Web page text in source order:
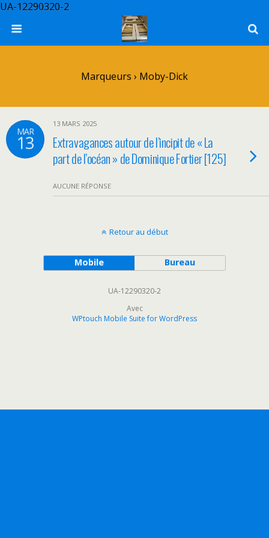
UA-12290320-2
Marqueurs › Moby-Dick
MAR
13
13 MARS 2025
Extravagances autour de l’incipit de « La
part de l’océan » de Dominique Fortier [125]
AUCUNE RÉPONSE
Retour au début
Mobile Bureau
UA-12290320-2
Avec
WPtouch Mobile Suite for WordPress